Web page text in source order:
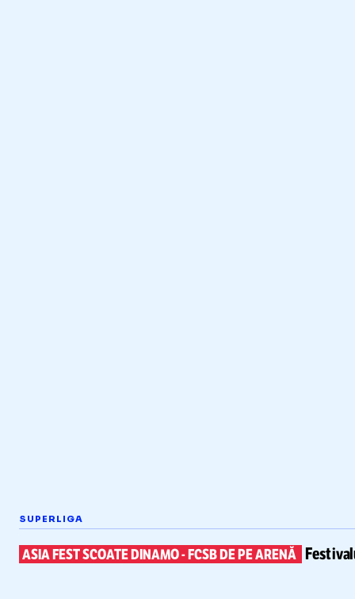
SUPERLIGA
ASIA FEST SCOATE DINAMO-FCSB DE PE ARENĂ